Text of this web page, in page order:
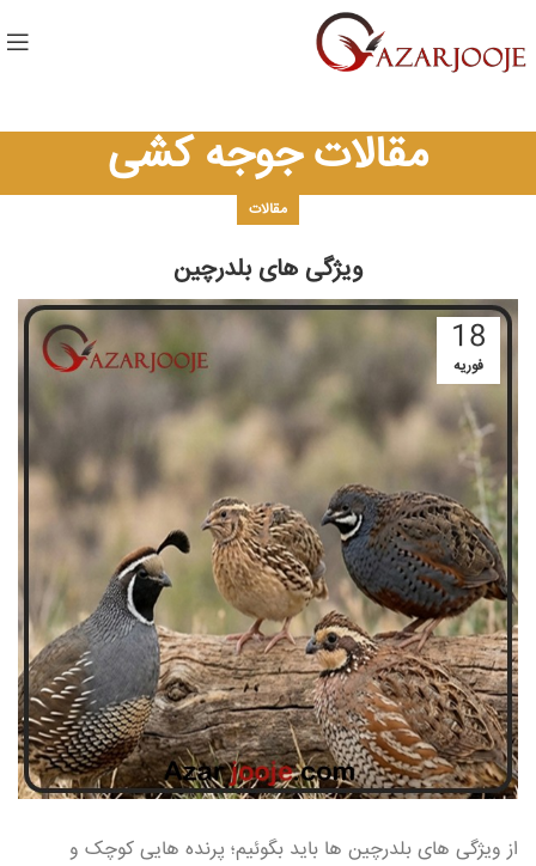
مقالات جوجه کشی
مقالات
ویژگی های بلدرچین
18
فوریه
از ویژگی های بلدرچین ها باید بگوئیم؛ پرنده هایی کوچک و